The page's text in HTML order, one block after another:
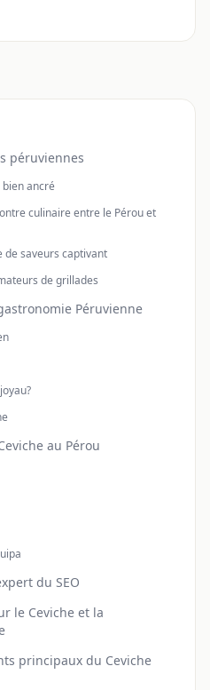
péruviennes
ancré
culinaire entre le Pérou et
de saveurs captivant
de grillades
Péruvienne
au Pérou
du SEO
le Ceviche et la
principaux du Ceviche